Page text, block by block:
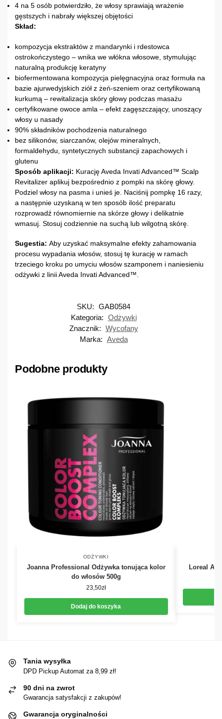
4 na 5 osób potwierdziło, że włosy sprawiają wrażenie
gęstszych i nabrały większej objętości
Skład:
kompozycja ekstraktów z mandarynki i rdestowca
ostrokończystego – wnika we włókna włosowe, stymulując
naturalną produkcję keratyny
biofermentowana kompozycja pielęgnacyjna oraz formuła na
bazie ajurwedyjskich ziół z żeń-szeniem oraz certyfikowaną
kurkumą – rewitalizacja skóry głowy podczas masażu
certyfikowane owoce amla – efekt zagęszczający, unoszący
włosy u nasady
90% składników pochodzenia naturalnego
bez silikonów, siarczanów, olejów mineralnych,
formaldehydu, syntetycznych substancji zapachowych i
glutenu
Sposób aplikacji: Kurację Aveda Invati Advanced™ Scalp
Revitalizer aplikuj bezpośrednio z pompki na skórę głowy.
Podziel włosy na pasma i unieś je. Naciśnij pompkę 16 razy,
a następnie uzyskaną w ten sposób ilość preparatu
rozprowadź równomiernie na skórze głowy i delikatnie
wmasuj. Stosuj codziennie na suchą lub wilgotną skórę.
Sugestia: Aby uzyskać maksymalne efekty zahamowania
procesu wypadania włosów, stosuj tę kurację w ramach
trzeciego kroku po umyciu włosów szamponem i naniesieniu
odżywki z linii Aveda Invati Advanced™.
SKU: GAB0584
Kategoria: Odżywki
Znacznik: Wycofany
Marka: Aveda
Podobne produkty
ODŻYWKI
Joanna Professional Odżywka tonująca kolor
do włosów 500g
23,50zł
Dodaj do koszyka
Loreal
Tania wysyłka
DPD Pickup Automat za 8,99 zł!
90 dni na zwrot
Gwarancja satysfakcji z zakupów!
Gwarancja oryginalności